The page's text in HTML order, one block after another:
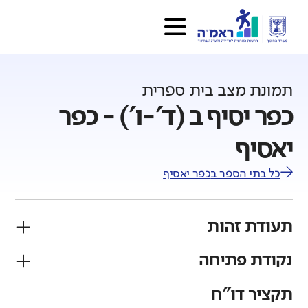
תמונת מצב בית ספרית
כפר יסיף ב (ד'-ו') - כפר
יאסיף
כל בתי הספר בכפר יאסיף
תעודת זהות
פיקוח
נקודת פתיחה
תקציר דו"ח